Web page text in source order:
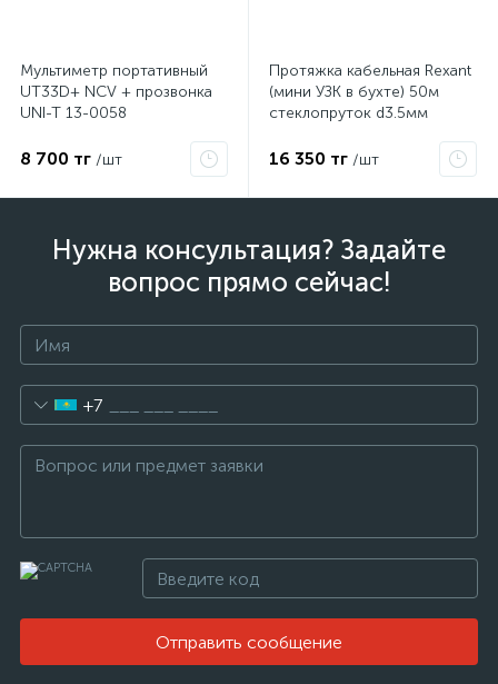
Мультиметр портативный
UT33D+ NCV + прозвонка
UNI-T 13-0058
8 700 тг /шт
Протяжка кабельная Rexant
(мини УЗК в бухте) 50м
стеклопруток d3.5мм
16 350 тг /шт
Нужна консультация? Задайте
вопрос прямо сейчас!
+7
Отправить сообщение